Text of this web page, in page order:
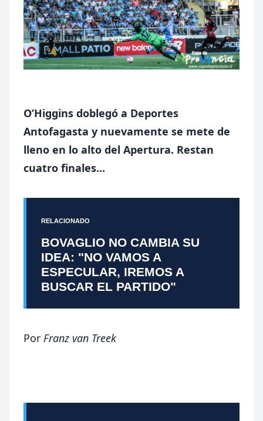
O’Higgins doblegó a Deportes
Antofagasta y nuevamente se mete de
lleno en lo alto del Apertura. Restan
cuatro finales...
RELACIONADO
BOVAGLIO NO CAMBIA SU
IDEA: "NO VAMOS A
ESPECULAR, IREMOS A
BUSCAR EL PARTIDO"
Por Franz van Treek